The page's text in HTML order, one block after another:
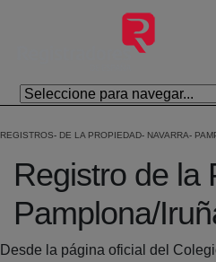
Skip to Main Content
REGISTROS DE LA PROPIEDAD NAVARRA
Registro de la
Pamplona/
Desde la página oficial del